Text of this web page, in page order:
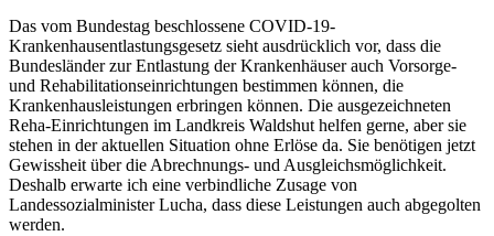
Das vom Bundestag beschlossene COVID-19-
Krankenhausentlastungsgesetz sieht ausdrücklich vor, dass die
Bundesländer zur Entlastung der Krankenhäuser auch Vorsorge-
und Rehabilitationseinrichtungen bestimmen können, die
Krankenhausleistungen erbringen können. Die ausgezeichneten
Reha-Einrichtungen im Landkreis Waldshut helfen gerne, aber sie
stehen in der aktuellen Situation ohne Erlöse da. Sie benötigen jetzt
Gewissheit über die Abrechnungs- und Ausgleichsmöglichkeit.
Deshalb erwarte ich eine verbindliche Zusage von
Landessozialminister Lucha, dass diese Leistungen auch abgegolten
werden.